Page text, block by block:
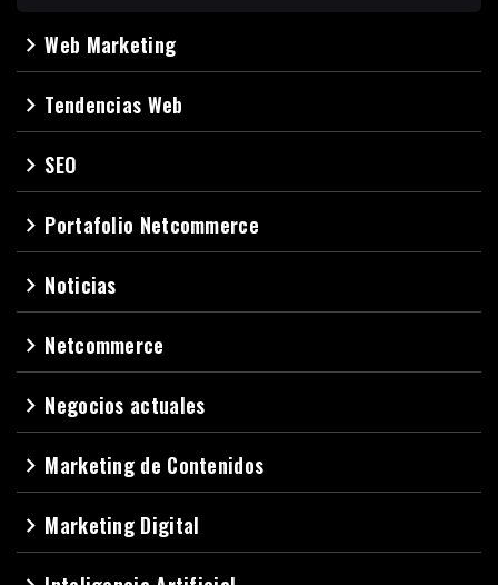
navigate_nextWeb Marketing
navigate_next Tendencias Web
navigate_next SEO
navigate_next Portafolio Netcommerce
navigate_next Noticias
navigate_next Netcommerce
navigate_next Negocios actuales
navigate_next Marketing de Contenidos
navigate_next Marketing Digital